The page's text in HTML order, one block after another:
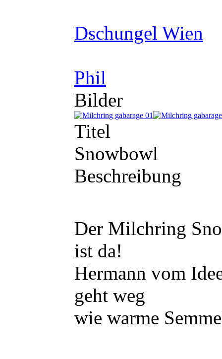
Dschungel Wien
Phil
Bilder
Titel
Snowbowl
Beschreibung
Der Milchring
ist da!
Hermann vom
geht weg
wie warme